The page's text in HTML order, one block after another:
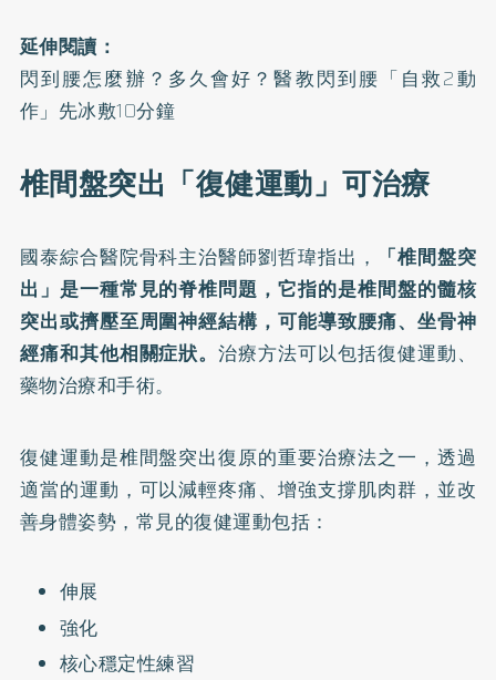
延伸閱讀：
閃到腰怎麼辦？多久會好？醫教閃到腰「自救2動
作」先冰敷10分鐘
椎間盤突出「復健運動」可治療
國泰綜合醫院骨科主治醫師劉哲瑋指出，
「椎間盤突
出」是一種常見的脊椎問題，它指的是椎間盤的髓核
突出或擠壓至周圍神經結構，可能導致腰痛、坐骨神
經痛和其他相關症狀。治療方法可以包括復健運動、
藥物治療和手術。
復健運動是椎間盤突出復原的重要治療法之一，透過
適當的運動，可以減輕疼痛、增強支撐肌肉群，並改
善身體姿勢，常見的復健運動包括：
伸展
強化
核心穩定性練習